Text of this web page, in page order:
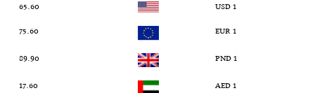
1 USD
65.60
1 EUR
75.60
1 PND
89.90
1 AED
17.60